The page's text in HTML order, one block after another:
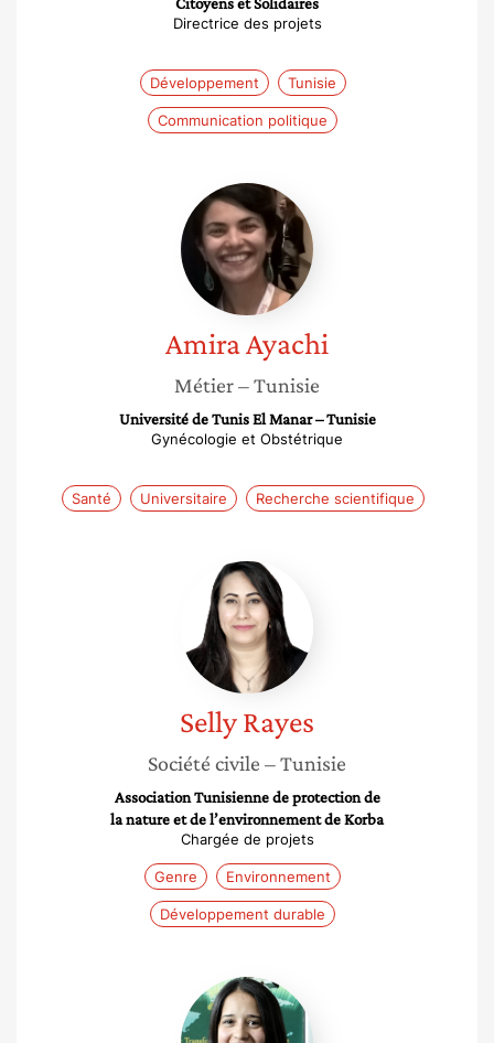
Directrice des projets
Développement Tunisie
Communication politique
Amira
Ayachi
AmiraAyachi
Métier– Tunisie
Université de Tunis El Manar – Tunisie
Gynécologie et Obstétrique
Santé Universitaire Recherche scientifique
Selly
Rayes
SellyRayes
Société civile – Tunisie
Association Tunisienne de protection de
la nature et de l’environnement de Korba
Chargée de projets
Genre Environnement
Développement durable
Yossra
Kallali